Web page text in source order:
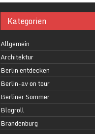
Kategorien
Allgemein
Architektur
Berlin entdecken
Berlin-av on tour
Berliner Sommer
Blogroll
Brandenburg